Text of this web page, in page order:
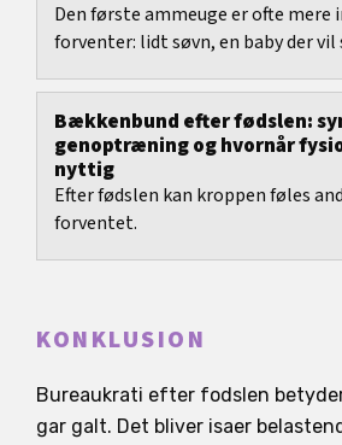
Den første ammeuge er ofte mere
forventer: lidt søvn, en baby der vil
Bækkenbund efter fødslen:
genoptræning og hvornår
nyttig
Efter fødslen kan kroppen føles
forventet.
KONKLUSION
Bureaukrati efter fodslen
gar galt. Det bliver isaer